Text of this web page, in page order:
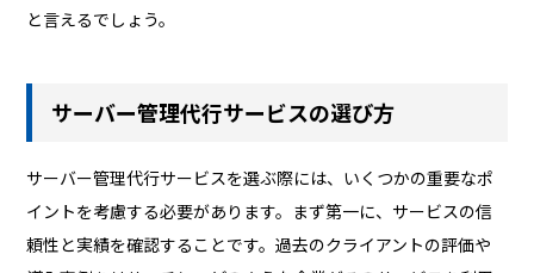
と言えるでしょう。
サーバー管理代行サービスの選び方
サーバー管理代行サービスを選ぶ際には、いくつかの重要なポ
イントを考慮する必要があります。まず第一に、サービスの信
頼性と実績を確認することです。過去のクライアントの評価や